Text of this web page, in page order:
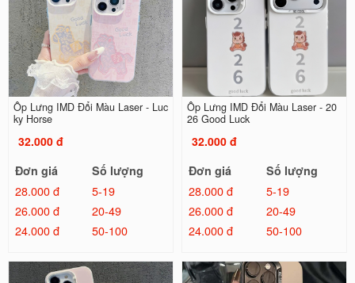
Ốp Lưng IMD Đổi Màu Laser - Luc
ky Horse
32.000 đ
Đơn giá
Số lượng
28.000 đ
5-19
26.000 đ
20-49
24.000 đ
50-100
Ốp Lưng IMD Đổi Màu Laser - 20
26 Good Luck
32.000 đ
Đơn giá
Số lượng
28.000 đ
5-19
26.000 đ
20-49
24.000 đ
50-100